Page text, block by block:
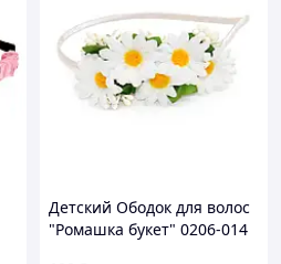
Детский Ободок для волос
"Ромашка букет" 0206-014